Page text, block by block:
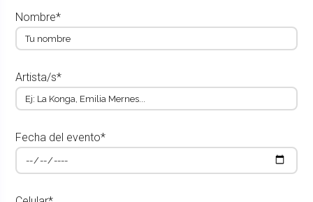
Nombre*
Artista/s*
Fecha del evento*